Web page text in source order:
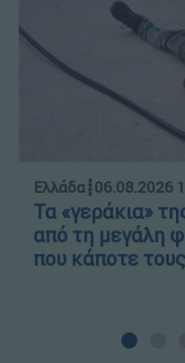
Ελλάδα┋06.08.2026
Τα «γεράκια»
από τη μεγάλη
που κάποτε